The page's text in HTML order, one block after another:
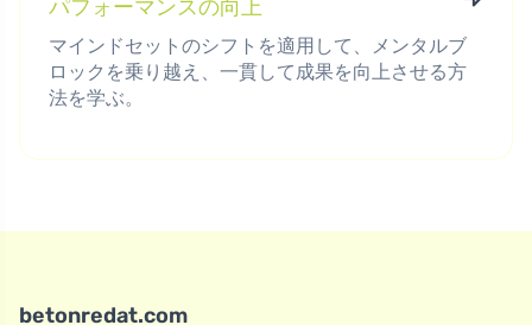
パフォーマンスの向上
マインドセットのシフトを適用して、メンタルブ
ロックを乗り越え、一貫して成果を向上させる方
法を学ぶ。
betonredat.com